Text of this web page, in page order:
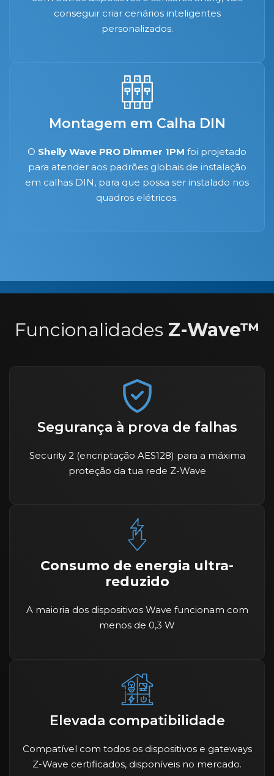
conseguir criar cenários inteligentes
personalizados.
Montagem em Calha DIN
O Shelly Wave PRO Dimmer 1PM foi projetado
para atender aos padrões globais de instalação
em calhas DIN, para que possa ser instalado nos
quadros elétricos.
Funcionalidades Z-Wave™
Segurança à prova de falhas
Security 2 (encriptação AES128) para a máxima
proteção da tua rede Z-Wave
Consumo de energia ultra-
reduzido
A maioria dos dispositivos Wave funcionam com
menos de 0,3 W
Elevada compatibilidade
Compatível com todos os dispositivos e gateways
Z-Wave certificados, disponíveis no mercado.